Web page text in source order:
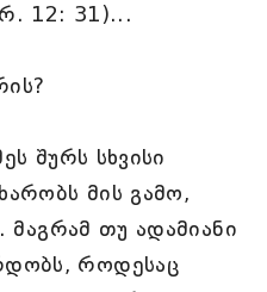
12: 31)...
შურს სხვისი
მის გამო,
მაგრამ თუ ადამიანი
როდესაც